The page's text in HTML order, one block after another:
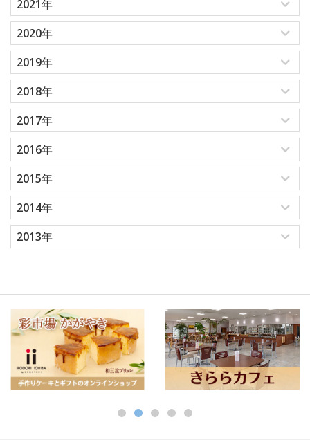
2021年
2020年
2019年
2018年
2017年
2016年
2015年
2014年
2013年